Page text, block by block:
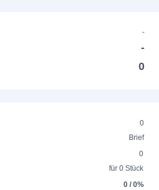
-
-
0
0
Brief
0
für 0 Stück
0 / 0%